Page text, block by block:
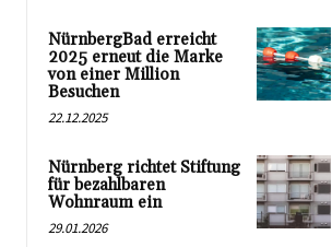
NürnbergBad erreicht
2025 erneut die Marke
von einer Million
Besuchen
22.12.2025
Nürnberg richtet Stiftung
für bezahlbaren
Wohnraum ein
29.01.2026